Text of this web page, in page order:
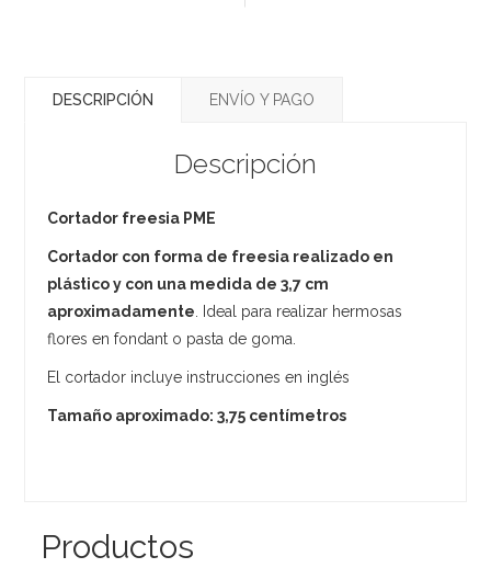
DESCRIPCIÓN ENVÍO Y PAGO
Descripción
Cortador freesia PME
Cortador con forma de freesia realizado en
plástico y con una medida de 3,7 cm
aproximadamente . Ideal para realizar hermosas
flores en fondant o pasta de goma.
El cortador incluye instrucciones en inglés
Tamaño aproximado: 3,75 centímetros
Productos